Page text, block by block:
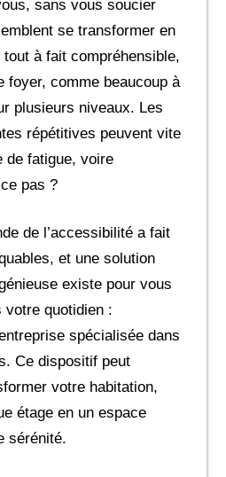
sans vous soucier
se transformer en
tout à fait compréhensible,
foyer, comme beaucoup à
plusieurs niveaux. Les
répétitives peuvent vite
de fatigue, voire
ce pas ?
de l’accessibilité a fait
et une solution
existe pour vous
votre quotidien :
spécialisée dans
Ce dispositif peut
votre habitation,
étage en un espace
sérénité.